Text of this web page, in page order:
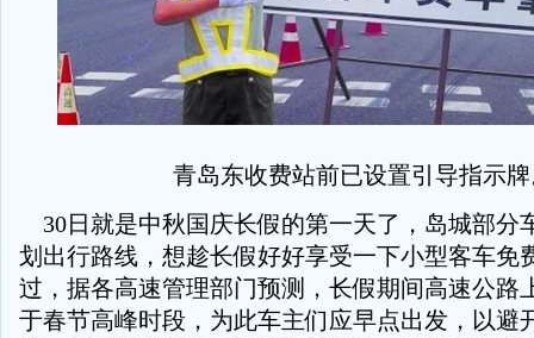
青岛东收费站前已设置引导指示
30日就是中秋国庆长假的第一天了，岛城部分
划出行路线，想趁长假好好享受一下小型客车免
过，据各高速管理部门预测，长假期间高速公路
于春节高峰时段，为此车主们应早点出发，以避